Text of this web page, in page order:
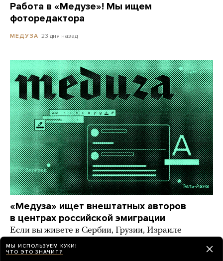
Работа в «Медузе»! Мы ищем
фоторедактора
МЕДУЗА 23 дня назад
«Медуза» ищет внештатных авторов
в центрах российской эмиграции
Если вы живете в Сербии, Грузии, Израиле
комьюнити, — напишите нам!
МЫ ИСПОЛЬЗУЕМ КУКИ!
ЧТО ЭТО ЗНАЧИТ?